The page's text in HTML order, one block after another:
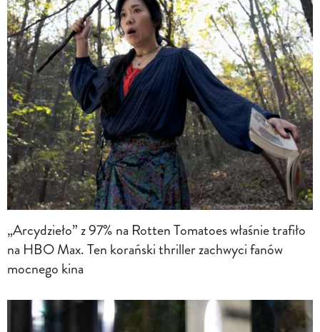
„Arcydzieło” z 97% na Rotten Tomatoes właśnie trafiło
na HBO Max. Ten korański thriller zachwyci fanów
mocnego kina